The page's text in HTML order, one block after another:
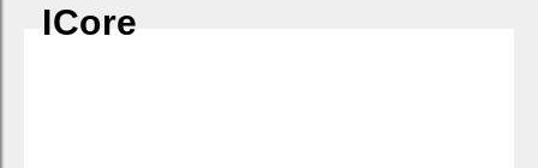
ICore